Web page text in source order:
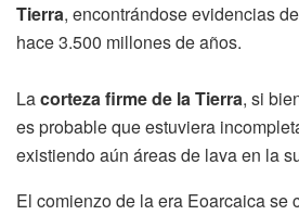
Tierra, encontrándose evidencias
hace 3.500 millones de años.
Lacorteza firme de la Tierra, si
es probable que estuviera
existiendo aún áreas de lava en la
El comienzo de la era Eoarcaica se